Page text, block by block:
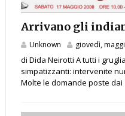
Arrivano gli
Unknown giovedì,
di Dida Neirotti A tutti i
simpatizzanti: intervenite
Molte le domande poste dai